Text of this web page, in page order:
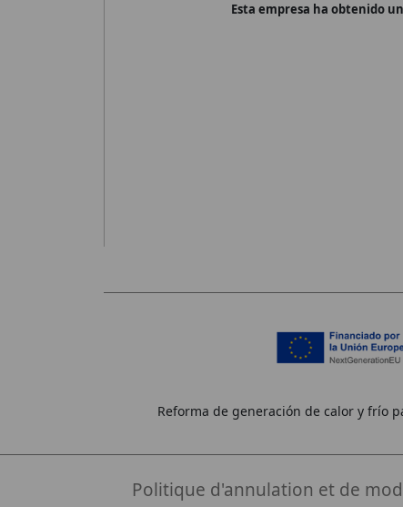
Esta empresa ha obtenido
Reforma de generación de calor y frío
Politique d'annulation et de